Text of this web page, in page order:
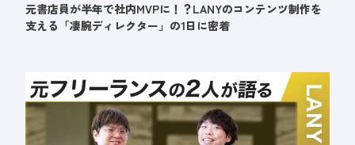
元書店員が半年で社内MVPに！？LANYのコンテンツ制作を
支える「凄腕ディレクター」の1日に密着